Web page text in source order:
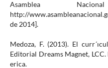
Asamblea
http://
de 2014].
Medoza, F. (2013). El
Editorial Dreams Magnet,
erica.